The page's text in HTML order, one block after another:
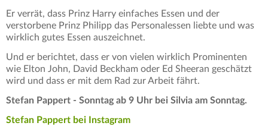
Er verrät, dass Prinz Harry einfaches Essen und der
verstorbene Prinz Philipp das Personalessen liebte und was
wirklich gutes Essen auszeichnet.
Und er berichtet, dass er von vielen wirklich Prominenten
wie Elton John, David Beckham oder Ed Sheeran geschätzt
wird und dass er mit dem Rad zur Arbeit fährt.
Stefan Pappert - Sonntag ab 9 Uhr bei Silvia am Sonntag.
Stefan Pappert bei Instagram